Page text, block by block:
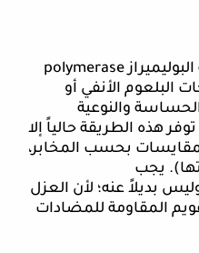
polymerase
البلعوم الأنفي أو
والنوعية
هذه الطريقة حالياً إلا
بحسب المخابر،
يجب
بديلاً عنه؛ لأن العزل
المقاومة للمضادات